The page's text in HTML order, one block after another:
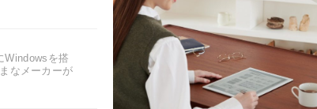
Windowsを搭
なメーカーが